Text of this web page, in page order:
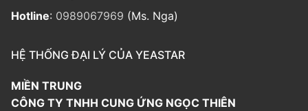
Hotline: 0989067969 (Ms. Nga)
HỆ THỐNG ĐẠI LÝ CỦA YEASTAR
MIỀN TRUNG
CÔNG TY TNHH CUNG ỨNG NGỌC THIÊN